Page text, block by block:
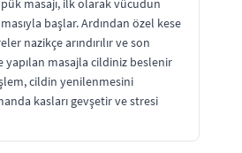
masajı, ilk olarak vücudun
başlar. Ardından özel kese
nazikçe arındırılır ve son
masajla cildiniz beslenir
cildin yenilenmesini
kasları gevşetir ve stresi